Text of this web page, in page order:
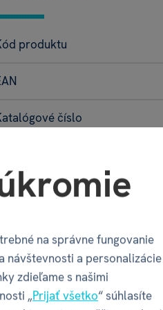
produktu
číslo
mechanizmy
Jazyk pravidiel
hráčov
na správne fungovanie
návštevnosti a personalizácie
zdieľame s našimi
„Prijať všetko“ súhlasíte